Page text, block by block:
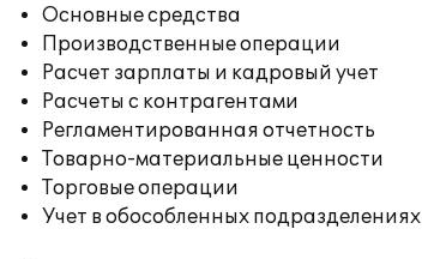
Основные средства
Производственные операции
Расчет зарплаты и кадровый учет
Расчеты с контрагентами
Регламентированная отчетность
Товарно-материальные ценности
Торговые операции
Учет в обособленных подразделениях